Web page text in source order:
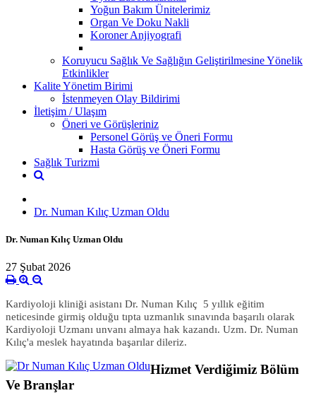
Yoğun Bakım Ünitelerimiz
Organ Ve Doku Nakli
Koroner Anjiyografi
Koruyucu Sağlık Ve Sağlığın Geliştirilmesine Yönelik
Etkinlikler
Kalite Yönetim Birimi
İstenmeyen Olay Bildirimi
İletişim / Ulaşım
Öneri ve Görüşleriniz
Personel Görüş ve Öneri Formu
Hasta Görüş ve Öneri Formu
Sağlık Turizmi
Dr. Numan Kılıç Uzman Oldu
Dr. Numan Kılıç Uzman Oldu
27 Şubat 2026
Kardiyoloji kliniği asistanı Dr. Numan Kılıç 5 yıllık eğitim
neticesinde girmiş olduğu tıpta uzmanlık sınavında başarılı olarak
Kardiyoloji Uzmanı unvanı almaya hak kazandı. Uzm. Dr. Numan
Kılıç'a meslek hayatında başarılar dileriz.
Hizmet Verdiğimiz Bölüm
Ve Branşlar